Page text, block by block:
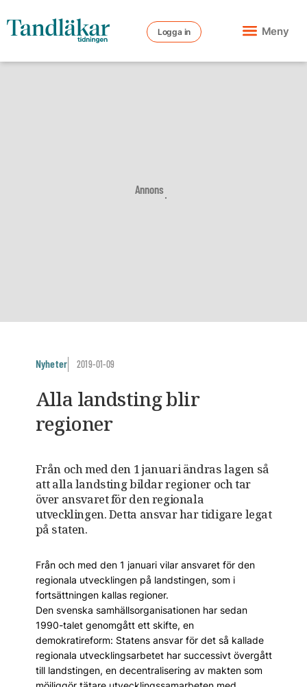
Logga in Meny
Annons
Nyheter 2019-01-09
Alla landsting blir
regioner
Från och med den 1 januari ändras lagen så
att alla landsting bildar regioner och tar
över ansvaret för den regionala
utvecklingen. Detta ansvar har tidigare legat
på staten.
Från och med den 1 januari vilar ansvaret för den
regionala utvecklingen på landstingen, som i
fortsättningen kallas regioner.
Den svenska samhällsorganisationen har sedan
1990-talet genomgått ett skifte, en
demokratireform: Statens ansvar för det så kallade
regionala utvecklingsarbetet har successivt övergått
till landstingen, en decentralisering av makten som